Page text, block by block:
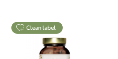
clean label